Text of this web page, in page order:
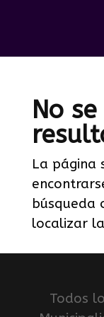
No
La página
búsqueda
localizar
Todos